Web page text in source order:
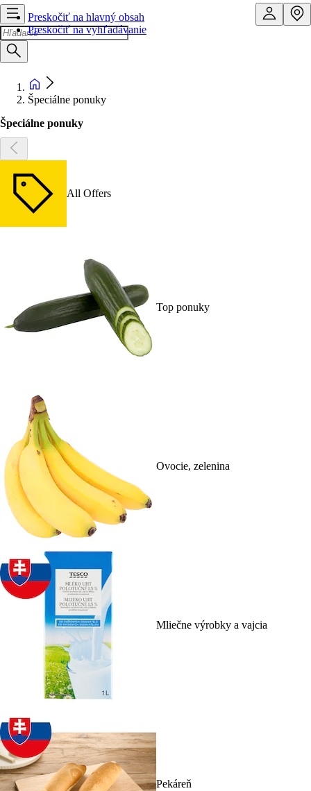
Preskočiť na hlavný obsah
Preskočiť na vyhľadávanie
Špeciálne ponuky
Špeciálne ponuky
All Offers
Top ponuky
Ovocie, zelenina
Mliečne výrobky a vajcia
Pekáreň